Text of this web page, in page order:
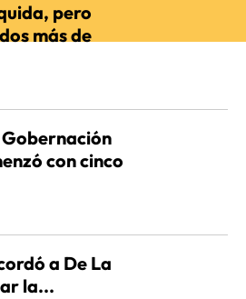
pero
más de
con cinco
a De La
la...